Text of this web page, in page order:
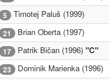
5
Timotej Paluš (1999)
21
Brian Oberta (1997)
17 Patrik Bičan (1996) "C"
23
Dominik Marienka (1996)